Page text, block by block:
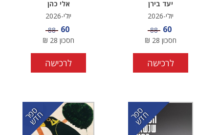
יעד בירן
יולי-2026
מחיר מבצע
60 מחיר
88
חסכון 28
₪
לרכישה
אלי כהן
יולי-2026
מחיר מבצע
60 מחיר
88
חסכון 28
₪
לרכישה
ס
פ
ר
ח
ד
ש ס
פ
ר
ח
ד
ש